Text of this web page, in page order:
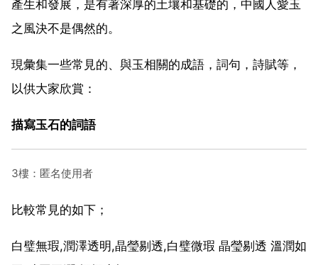
產生和發展，是有著深厚的土壤和基礎的，中國人愛玉
之風決不是偶然的。
現彙集一些常見的、與玉相關的成語，詞句，詩賦等，
以供大家欣賞：
描寫玉石的詞語
3樓：匿名使用者
比較常見的如下；
白璧無瑕,潤澤透明,晶瑩剔透,白璧微瑕 晶瑩剔透 溫潤如